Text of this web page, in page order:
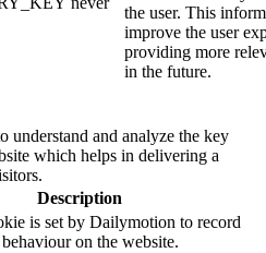
the user. This
improve the user
providing more
in the future.
understand and analyze the key
which helps in delivering a
Description
is set by Dailymotion to record
on the website.